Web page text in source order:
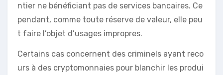
ntier ne bénéficiant pas de services bancaires. Ce
pendant, comme toute réserve de valeur, elle peu
t faire l’objet d’usages impropres.
Certains cas concernent des criminels ayant reco
urs à des cryptomonnaies pour blanchir les produi